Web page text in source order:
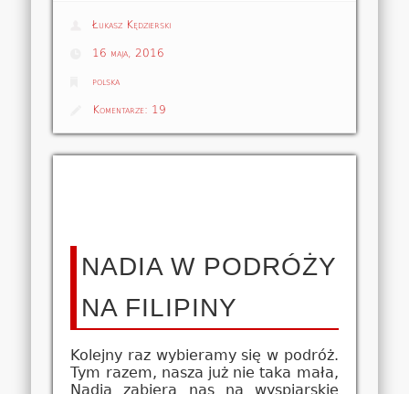
Łukasz Kędzierski
16 maja, 2016
polska
Komentarze: 19
NADIA W PODRÓŻY
NA FILIPINY
Kolejny raz wybieramy się w podróż.
Tym razem, nasza już nie taka mała,
Nadia zabiera nas na wyspiarskie